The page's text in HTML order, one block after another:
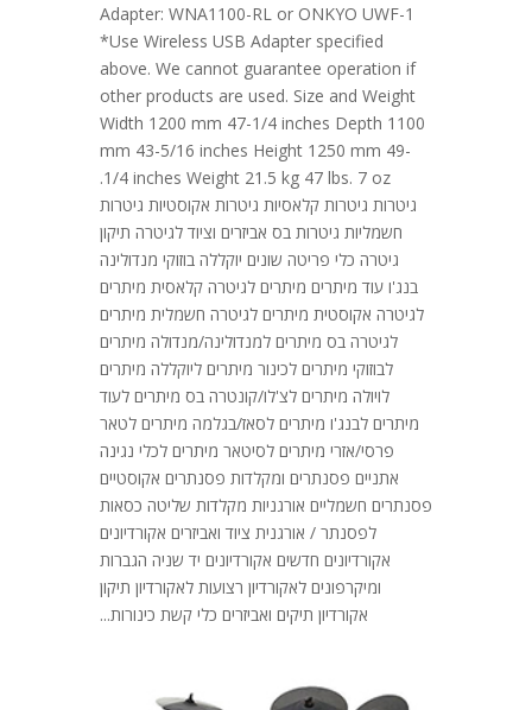
Adapter: WNA1100-RL or ONKYO UWF-1
*Use Wireless USB Adapter specified
above. We cannot guarantee operation if
other products are used. Size and Weight
Width 1200 mm 47-1/4 inches Depth 1100
mm 43-5/16 inches Height 1250 mm 49-
1/4 inches Weight 21.5 kg 47 lbs. 7 oz.
גיטרות גיטרות קלאסיות גיטרות אקוסטיות גיטרות
חשמליות גיטרות בס אביזרים וציוד לגיטרה תיקון
גיטרה כלי פריטה שונים יוקללה בוזוקי מנדולינה
בנג'ו עוד מיתרים מיתרים לגיטרה קלאסית מיתרים
לגיטרה אקוסטית מיתרים לגיטרה חשמלית מיתרים
לגיטרה בס מיתרים למנדולינה/מנדולה מיתרים
לבוזוקי מיתרים לכינור מיתרים ליוקללה מיתרים
לויולה מיתרים לצ'לו/קונטרה בס מיתרים לעוד
מיתרים לבנג'ו מיתרים לסאז/בגלמה מיתרים לטאר
פרסי/אזרי מיתרים לסיטאר מיתרים לכלי נגינה
אתניים פסנתרים ומקלדות פסנתרים אקוסטיים
פסנתרים חשמליים אורגניות מקלדות שליטה כסאות
לפסנתר / אורגנית ציוד ואביזרים אקורדיונים
אקורדיונים חדשים אקורדיונים יד שניה הגברות
ומיקרפונים לאקורדיון רצועות לאקורדיון תיקון
אקורדיון תיקים ואביזרים כלי קשת כינורות...